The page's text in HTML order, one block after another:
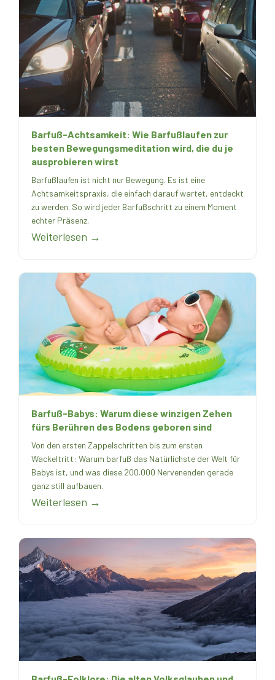
Barfuß-Achtsamkeit: Wie Barfußlaufen zur
besten Bewegungsmeditation wird, die du je
ausprobieren wirst
Barfußlaufen ist nicht nur Bewegung. Es ist eine
Achtsamkeitspraxis, die einfach darauf wartet, entdeckt
zu werden. So wird jeder Barfußschritt zu einem Moment
echter Präsenz.
Weiterlesen →
Barfuß-Babys: Warum diese winzigen Zehen
fürs Berühren des Bodens geboren sind
Von den ersten Zappelschritten bis zum ersten
Wackeltritt: Warum barfuß das Natürlichste der Welt für
Babys ist, und was diese 200.000 Nervenenden gerade
ganz still aufbauen.
Weiterlesen →